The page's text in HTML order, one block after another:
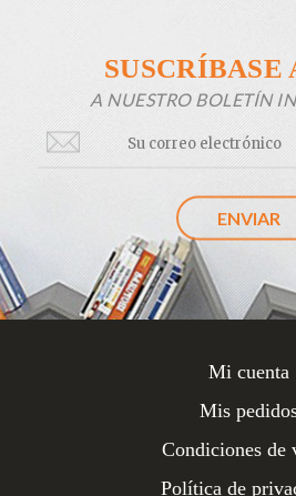
SUSCRÍBASE
A NUESTRO BOLETÍN
Mi cuenta
Mis
Condiciones de
Política de